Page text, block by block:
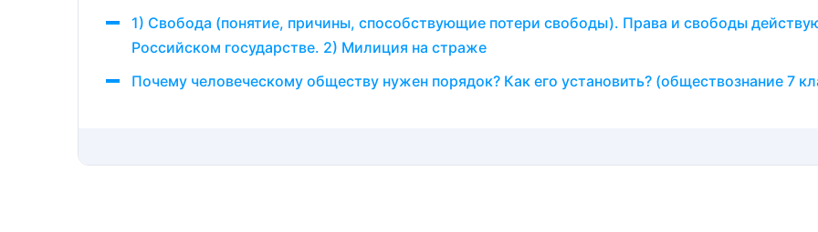
1) Свобода (понятие, причины, способствующие потери свободы). Права и свободы
Российском государстве. 2) Милиция на страже
Почему человеческому обществу нужен порядок? Как его установить? (обществознание 7